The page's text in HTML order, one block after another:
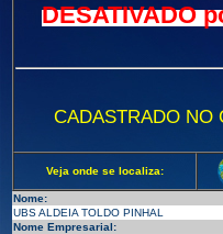
DESATIVADO
CADASTRADO NO
Veja onde se localiza:
Nome:
UBS ALDEIA TOLDO PINHAL
Nome Empresarial: